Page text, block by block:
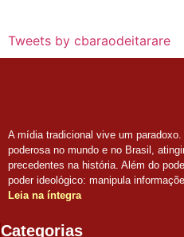
Tweets by cbaraodeitarare
A mídia tradicional vive um
poderosa no mundo e no Brasil,
precedentes na história. Além do
poder ideológico: manipula
Leia na íntegra
Categorias